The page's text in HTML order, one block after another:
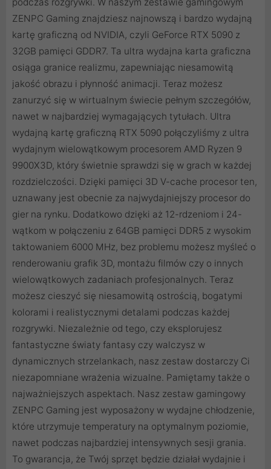
podczas rozgrywki. W naszym zestawie gamingowym
ZENPC Gaming znajdziesz najnowszą i bardzo wydajną
kartę graficzną od NVIDIA, czyli GeForce RTX 5090 z
32GB pamięci GDDR7. Ta ultra wydajna karta graficzna
osiąga granice realizmu, zapewniając niesamowitą
jakość obrazu i płynność animacji. Teraz możesz
zanurzyć się w wirtualnym świecie pełnym szczegółów,
nawet w najbardziej wymagających tytułach. Ultra
wydajną kartę graficzną RTX 5090 połączyliśmy z ultra
wydajnym wielowątkowym procesorem AMD Ryzen 9
9900X3D, który świetnie sprawdzi się w grach w każdej
rozdzielczości. Dzięki pamięci 3D V-cache procesor ten,
uznawany jest obecnie za najwydajniejszy procesor do
gier na rynku. Dodatkowo dzięki aż 12-rdzeniom i 24-
wątkom w połączeniu z 64GB pamięci DDR5 z wysokim
taktowaniem 6000 MHz, bez problemu możesz myśleć o
renderowaniu grafik 3D, montażu filmów czy o innych
wielowątkowych zadaniach profesjonalnych. Teraz
możesz cieszyć się niesamowitą ostrością, bogatymi
kolorami i realistycznymi detalami podczas każdej
rozgrywki. Niezależnie od tego, czy eksplorujesz
fantastyczne światy fantasy czy walczysz w
dynamicznych strzelankach, nasz zestaw dostarczy Ci
niezapomniane wrażenia wizualne. Pamiętamy także o
najważniejszych aspektach. Nasz zestaw gamingowy
ZENPC Gaming jest wyposażony w wydajne chłodzenie,
które utrzymuje temperatury na optymalnym poziomie,
nawet podczas najbardziej intensywnych sesji grania.
To gwarancja, że Twój sprzęt będzie działał wydajnie i